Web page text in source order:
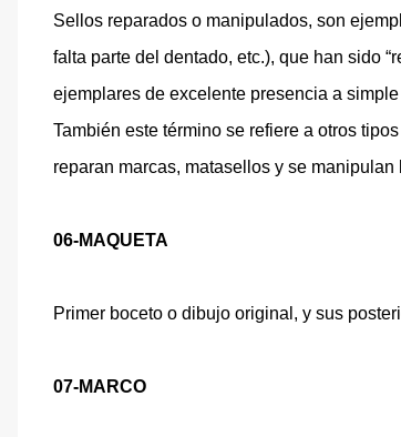
Sellos reparados o manipulados, son
falta parte del dentado, etc.), que han sido
ejemplares de excelente presencia a
También este término se refiere a otros
reparan marcas, matasellos y se manipulan
06-MAQUETA
Primer boceto o dibujo original, y sus
07-MARCO